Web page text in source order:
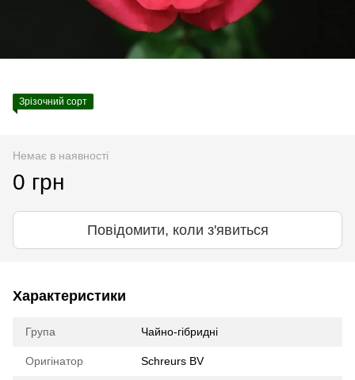
Зрізочний сорт
Немає в наявності
0 грн
Повідомити, коли з'явиться
Характеристики
Група Чайно-гібридні
Оригінатор Schreurs BV